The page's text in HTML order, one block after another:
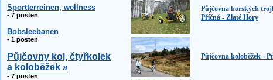
Sportterreinen, wellness
- 7 posten
Bobsleebanen
- 1 posten
Půjčovny kol, čtyřkolek
a koloběžek »
- 7 posten
Půjčovna horských
Příčná - Zlaté Hory
Půjčovna koloběžek -